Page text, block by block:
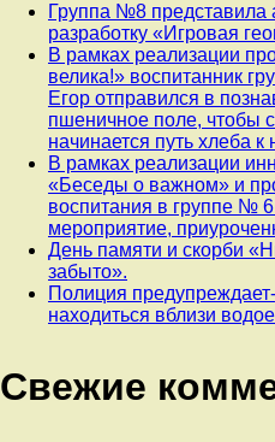
Группа №8 представила
разработку «Игровая
В рамках реализации
велика!» воспитанник
Егор отправился в
пшеничное поле, чтобы
начинается путь хлеба к
В рамках реализации
«Беседы о важном» и
воспитания в группе №
мероприятие,
День памяти и скорби
забыто».
Полиция
находиться вблизи
Свежие